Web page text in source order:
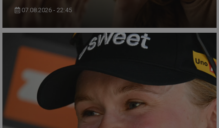
07.08.2026 - 22:45